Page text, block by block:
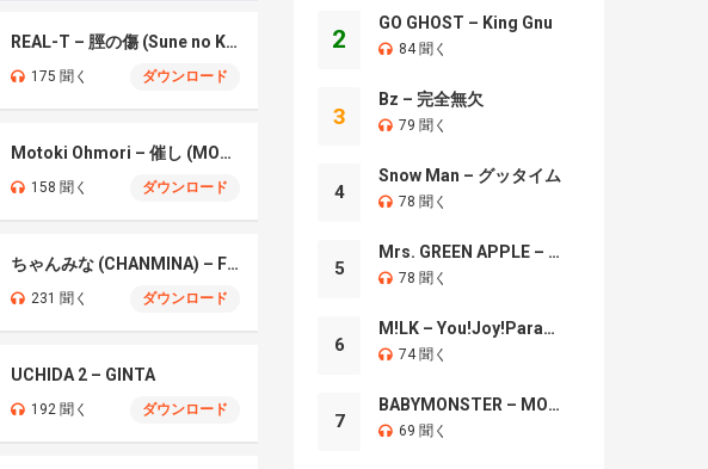
REAL-T – 脛の傷 (Sune no Kizu)
175 聞く ダウンロード
Motoki Ohmori – 催し (MOYOOSHI)
158 聞く ダウンロード
ちゃんみな (CHANMINA) – FLIP FLAP
231 聞く ダウンロード
UCHIDA 2 – GINTA
192 聞く ダウンロード
2
GO GHOST – King Gnu
84 聞く
3
Bz – 完全無欠
79 聞く
4
Snow Man – グッタイム
78 聞く
5
Mrs. GREEN APPLE – Brand New
78 聞く
6
M!LK – You!Joy!Parade!
74 聞く
7
BABYMONSTER – MOON
69 聞く